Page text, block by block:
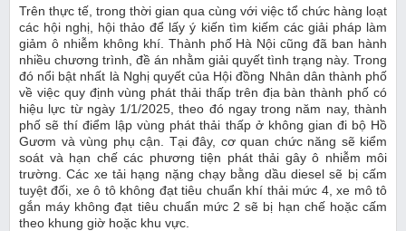
Trên thực tế, trong thời gian qua cùng với việc tổ chức hàng loạt
các hội nghị, hội thảo để lấy ý kiến tìm kiếm các giải pháp làm
giảm ô nhiễm không khí. Thành phố Hà Nội cũng đã ban hành
nhiều chương trình, đề án nhằm giải quyết tình trạng này. Trong
đó nổi bật nhất là Nghị quyết của Hội đồng Nhân dân thành phố
về việc quy định vùng phát thải thấp trên địa bàn thành phố có
hiệu lực từ ngày 1/1/2025, theo đó ngay trong năm nay, thành
phố sẽ thí điểm lập vùng phát thải thấp ở không gian đi bộ Hồ
Gươm và vùng phụ cận. Tại đây, cơ quan chức năng sẽ kiểm
soát và hạn chế các phương tiện phát thải gây ô nhiễm môi
trường. Các xe tải hạng nặng chạy bằng dầu diesel sẽ bị cấm
tuyệt đối, xe ô tô không đạt tiêu chuẩn khí thải mức 4, xe mô tô
gắn máy không đạt tiêu chuẩn mức 2 sẽ bị hạn chế hoặc cấm
theo khung giờ hoặc khu vực.